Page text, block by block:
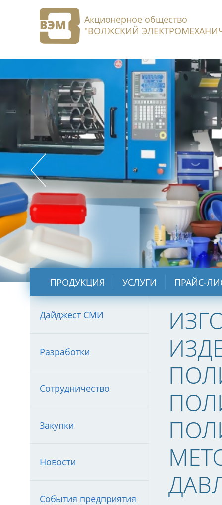
Акционерное общество
"ВОЛЖСКИЙ
ПРОДУКЦИЯ УСЛУГИ ПРАЙС-
Дайджест СМИ
Разработки
Сотрудничество
Закупки
Новости
События предприятия